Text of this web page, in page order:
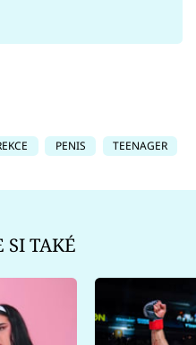
PENIS TEENAGER
SI TAKÉ